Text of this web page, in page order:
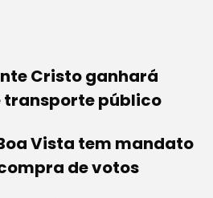
Cristo ganhará
transporte público
Vista tem mandato
de votos